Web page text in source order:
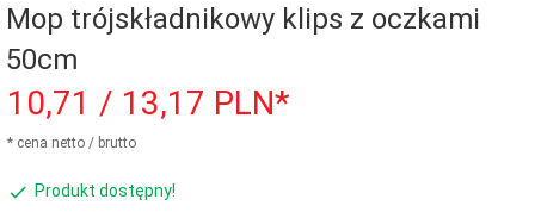
Mop trójskładnikowy klips z oczkami
50cm
10,71 / 13,17 PLN*
* cena netto / brutto
Produkt dostępny!